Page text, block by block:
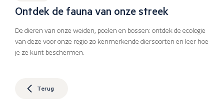
Ontdek de fauna van onze streek
De dieren van onze weiden, poelen en bossen: ontdek de ecologie
van deze voor onze regio zo kenmerkende diersoorten en leer hoe
je ze kunt beschermen.
Terug